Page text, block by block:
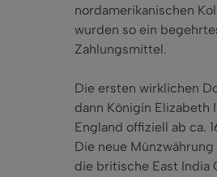
nordamerikanischen
wurden so ein
Zahlungsmittel.
Die ersten wirklichen
dann Königin Elizabeth
England offiziell ab ca.
Die neue
die britische East India